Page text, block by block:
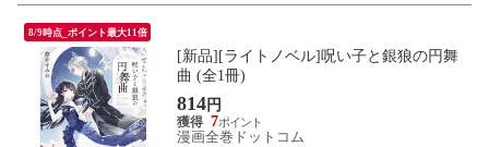
8/9時点_ポイント最大11倍
[新品][ライトノベル]呪い子と銀狼の円舞
曲 (全1冊)
814円
7
漫画全巻ドットコム